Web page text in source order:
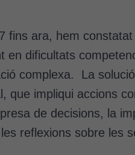
fins ara, hem
en dificultats
complexa. La
que impliqui accions
de decisions, la
reflexions sobre les